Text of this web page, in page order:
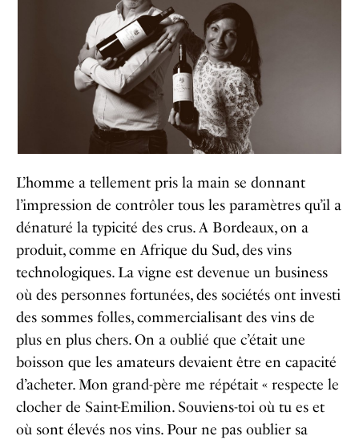
L’homme a tellement pris la main se donnant
l’impression de contrôler tous les paramètres qu’il a
dénaturé la typicité des crus. A Bordeaux, on a
produit, comme en Afrique du Sud, des vins
technologiques. La vigne est devenue un business
où des personnes fortunées, des sociétés ont investi
des sommes folles, commercialisant des vins de
plus en plus chers. On a oublié que c’était une
boisson que les amateurs devaient être en capacité
d’acheter. Mon grand-père me répétait « respecte le
clocher de Saint-Emilion. Souviens-toi où tu es et
où sont élevés nos vins. Pour ne pas oublier sa